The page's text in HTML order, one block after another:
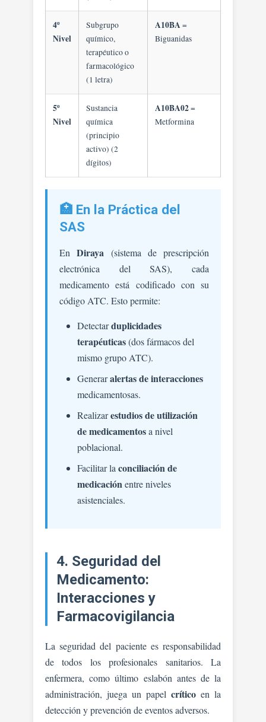
4º
Nivel
Subgrupo
químico,
terapéutico o
farmacológico
(1 letra)
A10BA=
Biguanidas
5º
Nivel
Sustancia
química
(principio
activo) (2
dígitos)
A10BA02=
Metformina
🏥 En la Práctica del
SAS
EnDiraya (sistema de prescripción
electrónica del SAS), cada
medicamento está codificado con su
código ATC. Esto permite:
Detectarduplicidades
terapéuticas(dos fármacos del
mismo grupo ATC).
Generaralertas de interacciones
medicamentosas.
Realizarestudios de utilización
de medicamentosa nivel
poblacional.
Facilitar la conciliación de
medicación entre niveles
asistenciales.
4. Seguridad del
Medicamento:
Interacciones y
Farmacovigilancia
La seguridad del paciente es responsabilidad
de todos los profesionales sanitarios. La
enfermera, como último eslabón antes de la
administración, juega un papelcrítico en la
detección y prevención de eventos adversos.